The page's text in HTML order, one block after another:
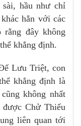
hầu như chỉ
hẳn với các
đây không
khẳng định.
Lưu Triệt, con
khẳng định là
không nhất
được Chử Thiếu
liên quan tới